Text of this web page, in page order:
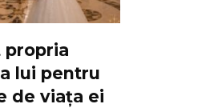
propria
lui pentru
de viața ei